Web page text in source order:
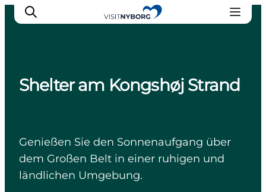
Veranstaltungen
Übernachtung
Reiseplanung
Buchen & kaufen
Shelter am Kongshøj Strand
Genießen Sie den Sonnenaufgang über
dem Großen Belt in einer ruhigen und
ländlichen Umgebung.